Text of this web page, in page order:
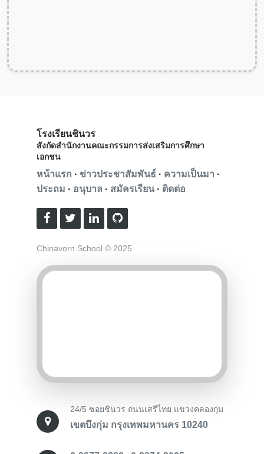
โรงเรียนชินวร
สังกัดสำนักงานคณะกรรมการส่งเสริมการศึกษา
เอกชน
หน้าแรก · ข่าวประชาสัมพันธ์ · ความเป็นมา ·
ประถม · อนุบาล · สมัครเรียน · ติดต่อ
Chinavorn School © 2025
24/5 ซอยชินวร ถนนเสรีไทย แขวงคลองกุ่ม
เขตบึงกุ่ม กรุงเทพมหานคร 10240